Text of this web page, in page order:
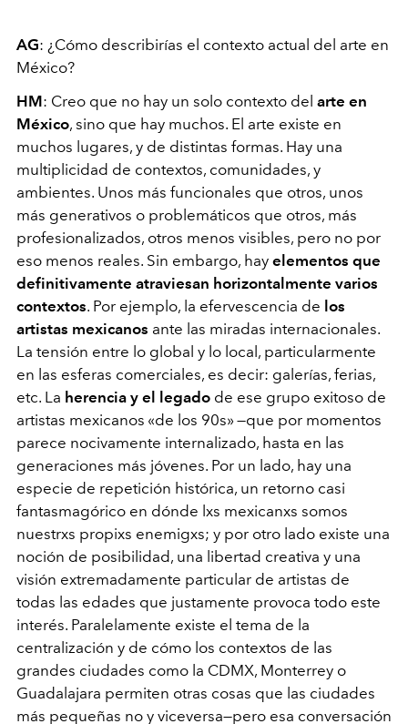
AG: ¿Cómo describirías el contexto actual del arte en
México?
HM: Creo que no hay un solo contexto del arte en
México, sino que hay muchos. El arte existe en
muchos lugares, y de distintas formas. Hay una
multiplicidad de contextos, comunidades, y
ambientes. Unos más funcionales que otros, unos
más generativos o problemáticos que otros, más
profesionalizados, otros menos visibles, pero no por
eso menos reales. Sin embargo, hay elementos que
definitivamente atraviesan horizontalmente varios
contextos. Por ejemplo, la efervescencia de los
artistas mexicanos ante las miradas internacionales.
La tensión entre lo global y lo local, particularmente
en las esferas comerciales, es decir: galerías, ferias,
etc. La herencia y el legado de ese grupo exitoso de
artistas mexicanos «de los 90s» —que por momentos
parece nocivamente internalizado, hasta en las
generaciones más jóvenes. Por un lado, hay una
especie de repetición histórica, un retorno casi
fantasmagórico en dónde lxs mexicanxs somos
nuestrxs propixs enemigxs; y por otro lado existe una
noción de posibilidad, una libertad creativa y una
visión extremadamente particular de artistas de
todas las edades que justamente provoca todo este
interés. Paralelamente existe el tema de la
centralización y de cómo los contextos de las
grandes ciudades como la CDMX, Monterrey o
Guadalajara permiten otras cosas que las ciudades
más pequeñas no y viceversa—pero esa conversación